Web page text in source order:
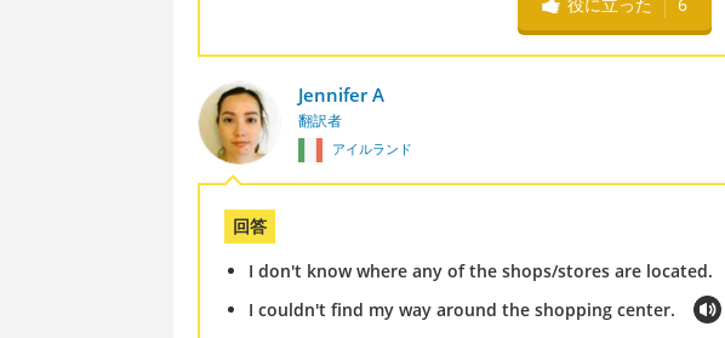
Jennifer A
翻訳者
アイルランド
回答
I don't know where any of the shops/stores are located.
I couldn't find my way around the shopping center.